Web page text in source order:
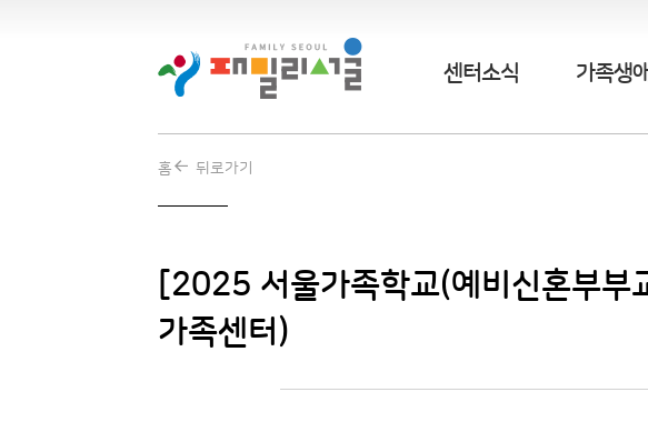
센터소식 가족생
홈 뒤로가기
[2025 서울가족학교(예비신혼부
가족센터)